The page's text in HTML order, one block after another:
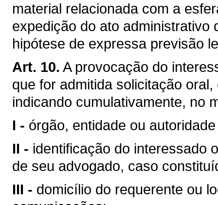
material relacionada com a
expedição do ato administrativo
hipótese de expressa previsão
Art. 10. A provocação do
que for admitida solicitação
indicando cumulativamente, no
I - órgão, entidade ou
II - identificação do interessado
de seu advogado, caso
III - domicílio do requerente ou